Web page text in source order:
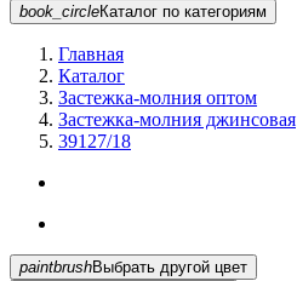
book_circleКаталог по категориям
Главная
Каталог
Застежка-молния оптом
Застежка-молния джинсовая
39127/18
paintbrush
Выбрать другой цвет